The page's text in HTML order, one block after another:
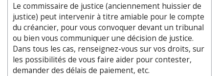
Le commissaire de justice (anciennement huissier de
justice) peut intervenir à titre amiable pour le compte
du créancier, pour vous convoquer devant un tribunal
ou bien vous communiquer une décision de justice.
Dans tous les cas, renseignez-vous sur vos droits, sur
les possibilités de vous faire aider pour contester,
demander des délais de paiement, etc.